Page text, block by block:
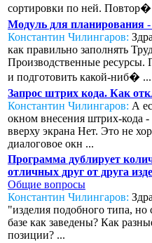
сортировки по ней. Повтор�
Модуль для планирования
Константин Чилингаров:
как правильно заполнять
Производственные ресурсы.
и подготовить какой-ниб� ...
Запрос штрих кода. Как
Константин Чилингаров: А
окном внесения штрих-кода
вверху экрана Нет. Это не
диалоговое окн ...
Программа дублирует
отличных друг от друга
Общие вопросы
Константин Чилингаров:
"изделия подобного типа,
базе как заведены? Как
позиции? ...